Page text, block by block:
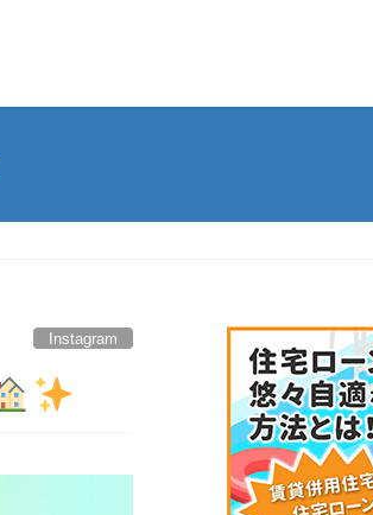
Instagram